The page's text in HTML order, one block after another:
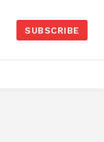
SUBSCRIBE